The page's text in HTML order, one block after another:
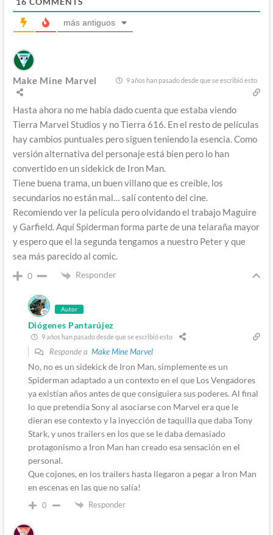
más antiguos
Make Mine Marvel 9 años han pasado desde que se escribió esto
Hasta ahora no me había dado cuenta que estaba viendo
Tierra Marvel Studios y no Tierra 616. En el resto de películas
hay cambios puntuales pero siguen teniendo la esencia. Como
versión alternativa del personaje está bien pero lo han
convertido en un sidekick de Iron Man.
Tiene buena trama, un buen villano que es creíble, los
secundarios no están mal… salí contento del cine.
Recomiendo ver la película pero olvidando el trabajo Maguire
y Garfield. Aquí Spiderman forma parte de una telaraña mayor
y espero que el la segunda tengamos a nuestro Peter y que
sea más parecido al comic.
0 Responder
Autor
Diógenes Pantarújez
9 años han pasado desde que se escribió esto
Responde a Make Mine Marvel
No, no es un sidekick de Iron Man, simplemente es un
Spiderman adaptado a un contexto en el que Los Vengadores
ya existían años antes de que consiguiera sus poderes. Al final
lo que pretendía Sony al asociarse con Marvel era que le
dieran ese contexto y la inyección de taquilla que daba Tony
Stark, y unos trailers en los que se le daba demasiado
protagonismo a Iron Man han creado esa sensación en el
personal.
Que cojones, en los trailers hasta llegaron a pegar a Iron Man
en escenas en las que no salía!
0 Responder